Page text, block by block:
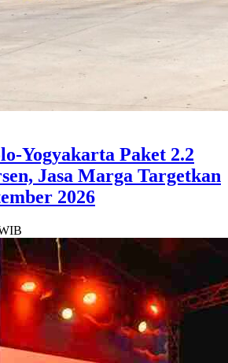
Yogyakarta Paket 2.2
Jasa Marga Targetkan
2026